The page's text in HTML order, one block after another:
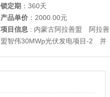
锁定期 ：360天
产品单价 ：2000.00元
项目信息 : 内蒙古阿拉善盟 阿拉善
盟智伟30MWp光伏发电项目-2 并